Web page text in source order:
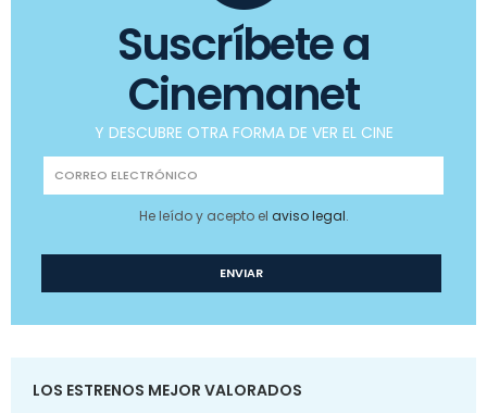
Suscríbete a
Cinemanet
Y DESCUBRE OTRA FORMA DE VER EL CINE
He leído y acepto el aviso legal.
LOS ESTRENOS MEJOR VALORADOS